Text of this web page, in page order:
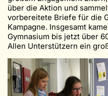
über die Aktion und
vorbereitete Briefe für die
Kampagne. Insgesamt
Gymnasium bis jetzt über
Allen Unterstützern ein